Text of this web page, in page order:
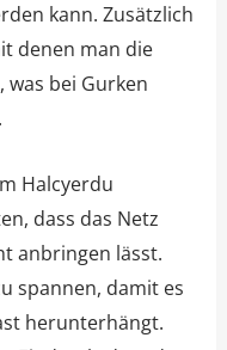
kann. Zusätzlich
denen man die
was bei Gurken
Halcyerdu
dass das Netz
anbringen lässt.
spannen, damit es
herunterhängt.